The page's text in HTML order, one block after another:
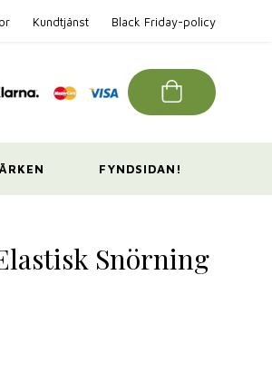
Kundtjänst Black Friday-policy
FYNDSIDAN!
Snörning